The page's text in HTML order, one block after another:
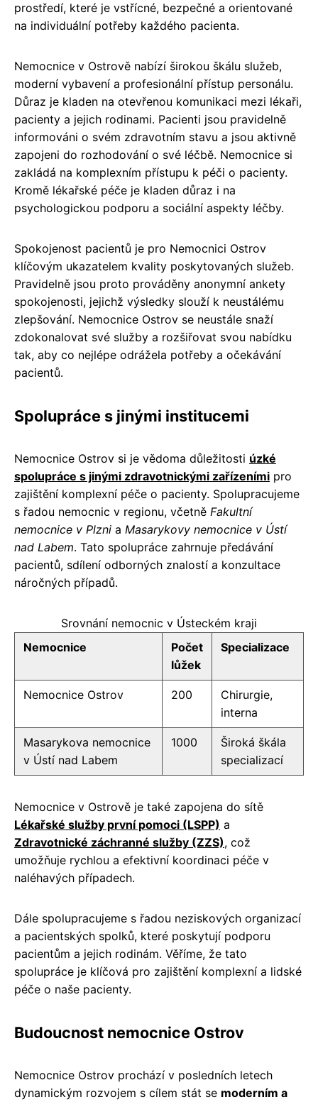
prostředí, které je vstřícné, bezpečné a orientované
na individuální potřeby každého pacienta.
Nemocnice v Ostrově nabízí širokou škálu služeb,
moderní vybavení a profesionální přístup personálu.
Důraz je kladen na otevřenou komunikaci mezi lékaři,
pacienty a jejich rodinami. Pacienti jsou pravidelně
informováni o svém zdravotním stavu a jsou aktivně
zapojeni do rozhodování o své léčbě. Nemocnice si
zakládá na komplexním přístupu k péči o pacienty.
Kromě lékařské péče je kladen důraz i na
psychologickou podporu a sociální aspekty léčby.
Spokojenost pacientů je pro Nemocnici Ostrov
klíčovým ukazatelem kvality poskytovaných služeb.
Pravidelně jsou proto prováděny anonymní ankety
spokojenosti, jejichž výsledky slouží k neustálému
zlepšování. Nemocnice Ostrov se neustále snaží
zdokonalovat své služby a rozšiřovat svou nabídku
tak, aby co nejlépe odrážela potřeby a očekávání
pacientů.
Spolupráce s jinými institucemi
Nemocnice Ostrov si je vědoma důležitosti úzké
spolupráce s jinými zdravotnickými zařízeními pro
zajištění komplexní péče o pacienty. Spolupracujeme
s řadou nemocnic v regionu, včetně Fakultní
nemocnice v Plzni a Masarykovy nemocnice v Ústí
nad Labem. Tato spolupráce zahrnuje předávání
pacientů, sdílení odborných znalostí a konzultace
náročných případů.
Srovnání nemocnic v Ústeckém kraji
Nemocnice
Počet
lůžek
Specializace
Nemocnice Ostrov 200
Chirurgie,
interna
Masarykova nemocnice
v Ústí nad Labem
1000
Široká škála
specializací
Nemocnice v Ostrově je také zapojena do sítě
Lékařské služby první pomoci (LSPP) a
Zdravotnické záchranné služby (ZZS), což
umožňuje rychlou a efektivní koordinaci péče v
naléhavých případech.
Dále spolupracujeme s řadou neziskových organizací
a pacientských spolků, které poskytují podporu
pacientům a jejich rodinám. Věříme, že tato
spolupráce je klíčová pro zajištění komplexní a lidské
péče o naše pacienty.
Budoucnost nemocnice Ostrov
Nemocnice Ostrov prochází v posledních letech
dynamickým rozvojem s cílem stát se moderním a